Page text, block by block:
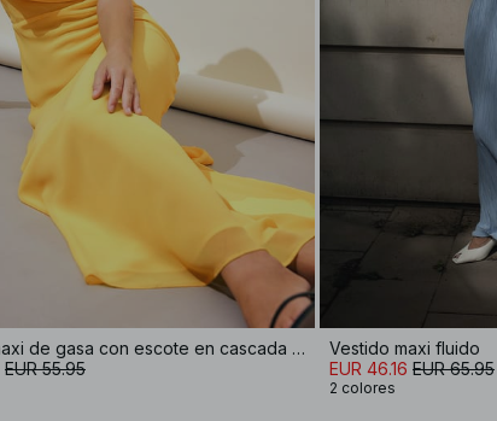
Vestido maxi de gasa con escote en cascada y pañuelo
EUR 55.95
Vestido maxi fluido
EUR 46.16 EUR 65.95
2 colores